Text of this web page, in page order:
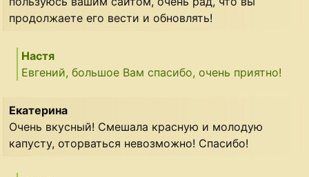
продолжаете его вести и обновлять!
Настя
Евгений, большое Вам спасибо, очень приятно!
Екатерина
Очень вкусный! Смешала красную и молодую
капусту, оторваться невозможно! Спасибо!